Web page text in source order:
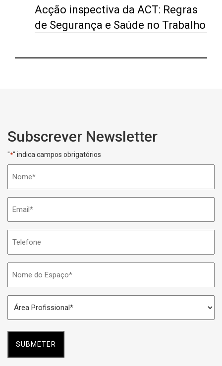
Acção inspectiva da ACT: Regras
de Segurança e Saúde no Trabalho
Subscrever Newsletter
"*" indica campos obrigatórios
do
Espaço
Profissional
*